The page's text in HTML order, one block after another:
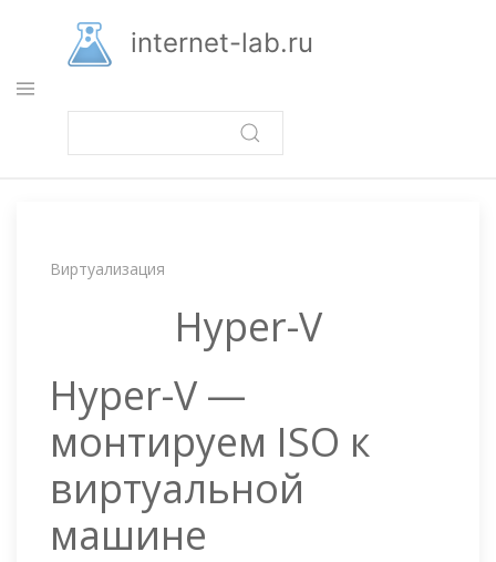
основному
содержанию
internet-lab.ru
Строка
навигации
Виртуализация
Hyper-V
Hyper-V —
монтируем ISO к
виртуальной
машине